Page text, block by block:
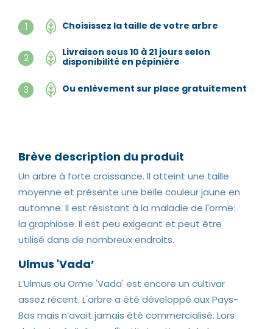
1 Choisissez la taille de votre arbre
2
Livraison sous 10 à 21 jours selon
disponibilité en pépinière
3 Ou enlèvement sur place gratuitement
Brève description du produit
Un arbre à forte croissance. Il atteint une taille
moyenne et présente une belle couleur jaune en
automne. Il est résistant à la maladie de l'orme:
la graphiose. Il est peu exigeant et peut être
utilisé dans de nombreux endroits.
Ulmus 'Vada’
L’Ulmus ou Orme 'Vada' est encore un cultivar
assez récent. L'arbre a été développé aux Pays-
Bas mais n’avait jamais été commercialisé. Lors